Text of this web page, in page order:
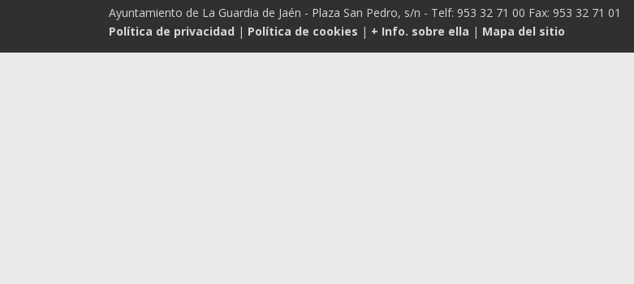
Ayuntamiento de La Guardia de Jaén - Plaza San Pedro, s/n - Telf: 953 32 71 00 Fax: 953 32 71 01
Política de privacidad | Política de cookies | + Info. sobre ella | Mapa del sitio